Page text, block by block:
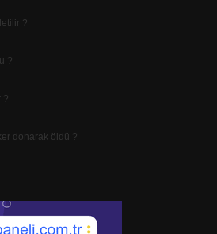
?
?
?
donarak öldü ?